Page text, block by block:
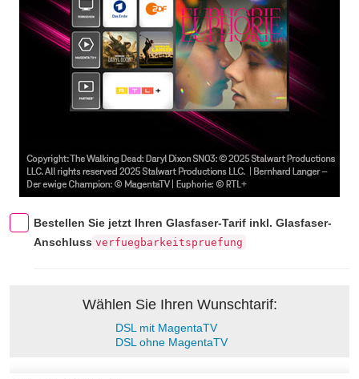
Bestellen Sie jetzt Ihren Glasfaser-Tarif inkl. Glasfaser-
Anschluss verfuegbarkeitspruefung
Wählen Sie Ihren Wunschtarif:
DSL mit MagentaTV
DSL ohne MagentaTV